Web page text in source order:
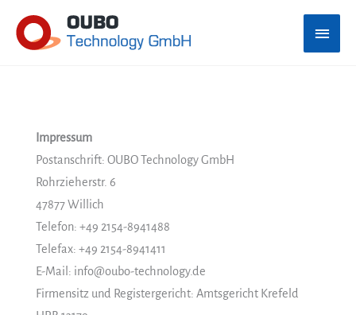
Inhalt
Impressum
Postanschrift: OUBO Technology GmbH
Rohrzieherstr. 6
47877 Willich
Telefon: +49 2154-8941488
Telefax: +49 2154-8941411
E-Mail: info@oubo-technology.de
Firmensitz und Registergericht: Amtsgericht Krefeld